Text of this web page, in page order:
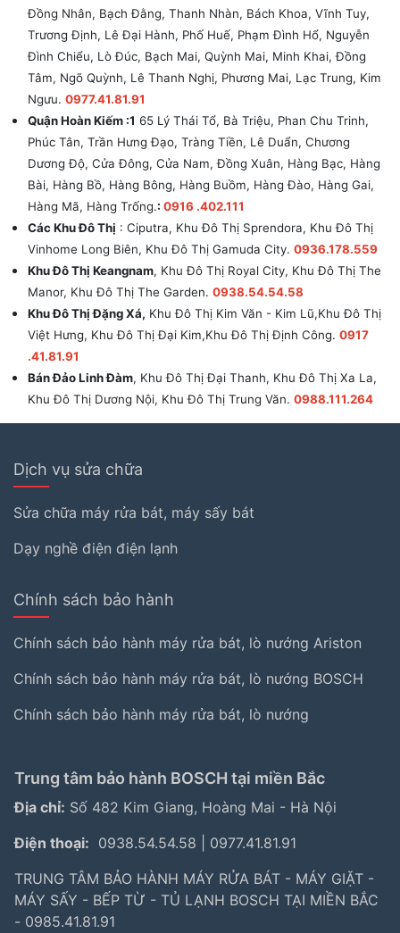
Đồng Nhân, Bạch Đằng, Thanh Nhàn, Bách Khoa, Vĩnh Tuy,
Trương Định, Lê Đại Hành, Phố Huế, Phạm Đình Hổ, Nguyễn
Đình Chiểu, Lò Đúc, Bạch Mai, Quỳnh Mai, Minh Khai, Đồng
Tâm, Ngõ Quỳnh, Lê Thanh Nghị, Phương Mai, Lạc Trung, Kim
Ngưu. 0977.41.81.91
Quận Hoàn Kiếm :1 65 Lý Thái Tổ, Bà Triệu, Phan Chu Trinh,
Phúc Tân, Trần Hưng Đạo, Tràng Tiền, Lê Duẩn, Chương
Dương Độ, Cửa Đông, Cửa Nam, Đồng Xuân, Hàng Bạc, Hàng
Bài, Hàng Bồ, Hàng Bông, Hàng Buồm, Hàng Đào, Hàng Gai,
Hàng Mã, Hàng Trống.: 0916 .402.111
Các Khu Đô Thị : Ciputra, Khu Đô Thị Sprendora, Khu Đô Thị
Vinhome Long Biên, Khu Đô Thị Gamuda City. 0936.178.559
Khu Đô Thị Keangnam, Khu Đô Thị Royal City, Khu Đô Thị The
Manor, Khu Đô Thị The Garden. 0938.54.54.58
Khu Đô Thị Đặng Xá, Khu Đô Thị Kim Văn - Kim Lũ,Khu Đô Thị
Việt Hưng, Khu Đô Thị Đại Kim,Khu Đô Thị Định Công. 0917
.41.81.91
Bán Đảo Linh Đàm, Khu Đô Thị Đại Thanh, Khu Đô Thị Xa La,
Khu Đô Thị Dương Nội, Khu Đô Thị Trung Văn. 0988.111.264
Dịch vụ sửa chữa
Sửa chữa máy rửa bát, máy sấy bát
Dạy nghề điện điện lạnh
Chính sách bảo hành
Chính sách bảo hành máy rửa bát, lò nướng Ariston
Chính sách bảo hành máy rửa bát, lò nướng BOSCH
Chính sách bảo hành máy rửa bát, lò nướng
Trung tâm bảo hành BOSCH tại miền Bắc
Địa chỉ: Số 482 Kim Giang, Hoàng Mai - Hà Nội
Điện thoại: 0938.54.54.58
0977.41.81.91
TRUNG TÂM BẢO HÀNH MÁY RỬA BÁT - MÁY GIẶT -
MÁY SẤY - BẾP TỪ - TỦ LẠNH BOSCH TẠI MIỀN BẮC
- 0985.41.81.91